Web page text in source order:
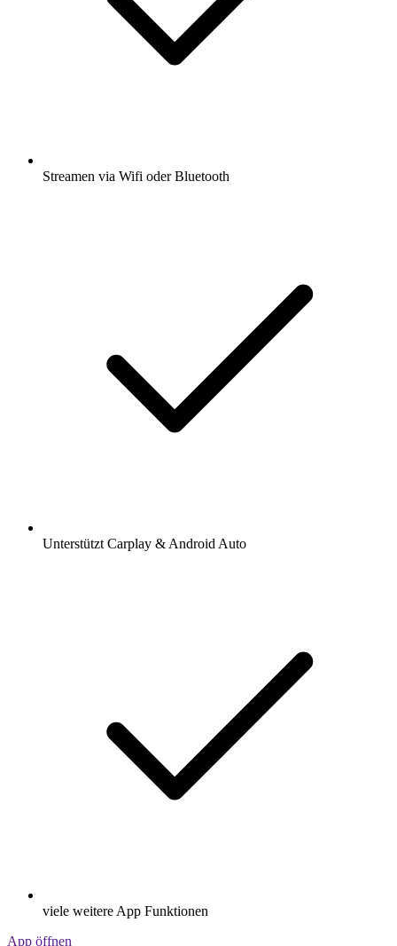
Streamen via Wifi oder Bluetooth
Unterstützt Carplay & Android Auto
viele weitere App Funktionen
App öffnen